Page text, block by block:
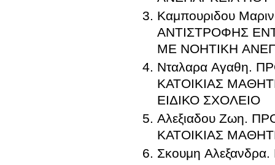
Καμπουριδου
ΑΝΤΙΣΤΡΟΦΗΣ
ΜΕ ΝΟΗΤΙΚΗ
Νταλαρα Αγαθη.
ΚΑΤΟΙΚΙΑΣ
ΕΙΔΙΚΟ ΣΧΟΛΕΙΟ
Αλεξιαδου Ζωη.
ΚΑΤΟΙΚΙΑΣ
Σκουμη